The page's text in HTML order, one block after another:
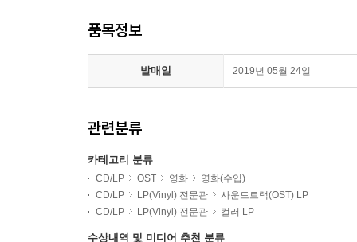
품목정보
발매일 2019년 05월 24일
관련분류
카테고리 분류
CD/LP OST 영화
영화(수입)
CD/LP
LP(Vinyl) 전문관
사운드트랙(OST) LP
CD/LP
LP(Vinyl) 전문관 컬러 LP
수상내역 및 미디어 추천 분류